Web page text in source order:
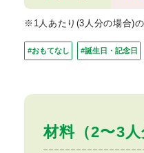
材料（2〜3人
※1人あたり(3人分の場合)
#おもてなし #誕生日・記念日